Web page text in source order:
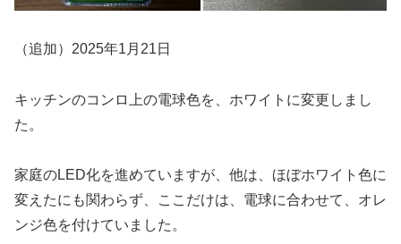
（追加）2025年1月21日
キッチンのコンロ上の電球色を、ホワイトに変更しまし
た。
家庭のLED化を進めていますが、他は、ほぼホワイト色に
変えたにも関わらず、ここだけは、電球に合わせて、オレ
ンジ色を付けていました。